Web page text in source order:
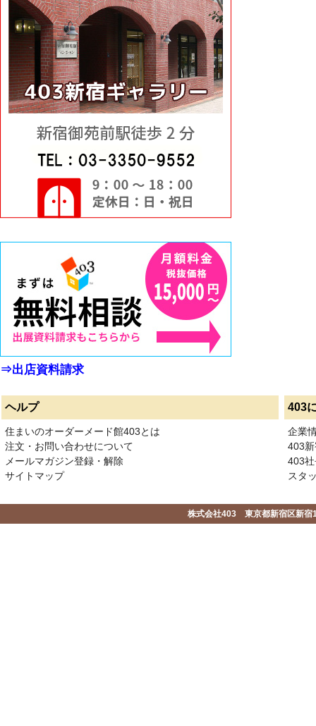
⇒出店資料請求
ヘルプ 403
住まいのオーダーメード館403とは
注文・お問い合わせについて
メールマガジン登録・解除
サイトマップ
企業
403
403
スタ
株式会社403 東京都新宿区新